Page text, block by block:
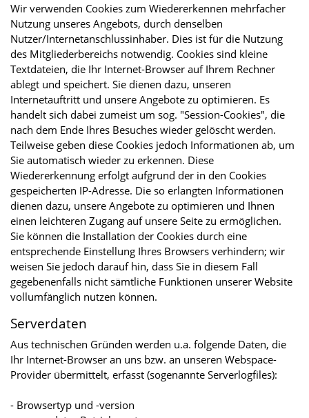
Wir verwenden Cookies zum Wiedererkennen mehrfacher
Nutzung unseres Angebots, durch denselben
Nutzer/Internetanschlussinhaber. Dies ist für die Nutzung
des Mitgliederbereichs notwendig. Cookies sind kleine
Textdateien, die Ihr Internet-Browser auf Ihrem Rechner
ablegt und speichert. Sie dienen dazu, unseren
Internetauftritt und unsere Angebote zu optimieren. Es
handelt sich dabei zumeist um sog. "Session-Cookies", die
nach dem Ende Ihres Besuches wieder gelöscht werden.
Teilweise geben diese Cookies jedoch Informationen ab, um
Sie automatisch wieder zu erkennen. Diese
Wiedererkennung erfolgt aufgrund der in den Cookies
gespeicherten IP-Adresse. Die so erlangten Informationen
dienen dazu, unsere Angebote zu optimieren und Ihnen
einen leichteren Zugang auf unsere Seite zu ermöglichen.
Sie können die Installation der Cookies durch eine
entsprechende Einstellung Ihres Browsers verhindern; wir
weisen Sie jedoch darauf hin, dass Sie in diesem Fall
gegebenenfalls nicht sämtliche Funktionen unserer Website
vollumfänglich nutzen können.
Serverdaten
Aus technischen Gründen werden u.a. folgende Daten, die
Ihr Internet-Browser an uns bzw. an unseren Webspace-
Provider übermittelt, erfasst (sogenannte Serverlogfiles):
- Browsertyp und -version